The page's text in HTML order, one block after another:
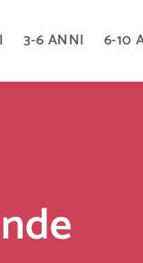
3-6 ANNI 6-10